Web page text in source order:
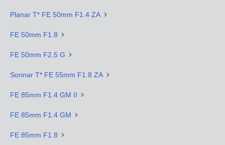
Planar T* FE 50mm F1.4 ZA
FE 50mm F1.8
FE 50mm F2.5 G
Sonnar T* FE 55mm F1.8 ZA
FE 85mm F1.4 GM II
FE 85mm F1.4 GM
FE 85mm F1.8